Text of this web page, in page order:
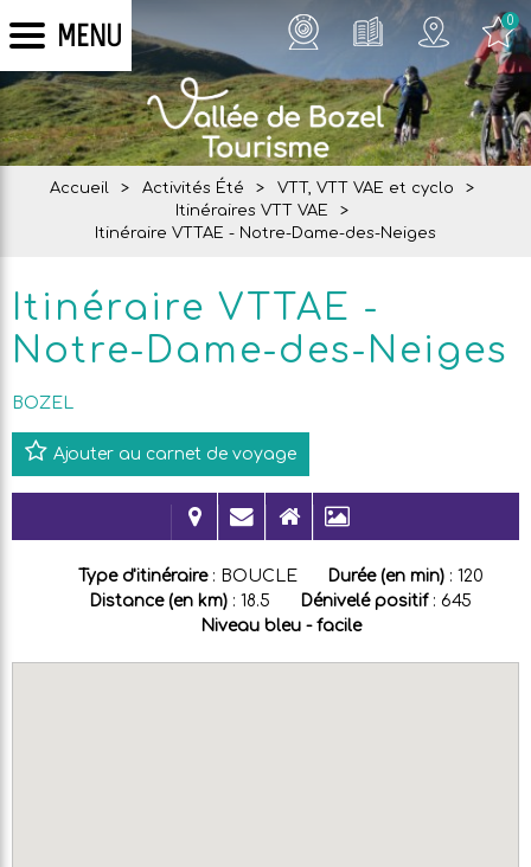
MENU 0
Accueil > Activités Été > VTT, VTT VAE et cyclo
>
Itinéraires VTT VAE
>
Itinéraire VTTAE - Notre-Dame-des-Neiges
Itinéraire VTTAE -
Notre-Dame-des-Neiges
BOZEL
Ajouter au carnet de voyage
Type d'itinéraire : BOUCLE Durée (en min) : 120
Distance (en km) : 18.5 Dénivelé positif : 645
Niveau bleu - facile